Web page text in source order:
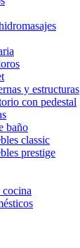
y estructuras
con pedestal
baño
classic
prestige